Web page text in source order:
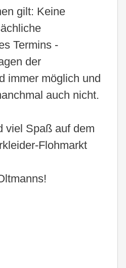
gilt: Keine
Termins -
der
immer möglich und
auch nicht.
viel Spaß auf dem
Flohmarkt